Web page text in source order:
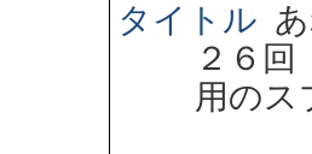
タイトル
２６
用のス